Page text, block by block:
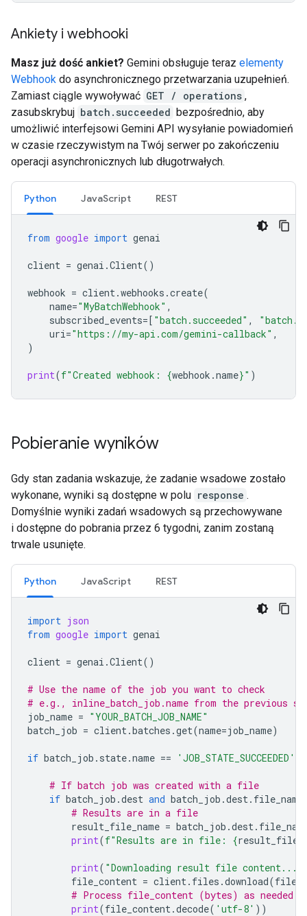
Ankiety i webhooki
Masz już dość ankiet? Gemini obsługuje teraz elementy
Webhook do asynchronicznego przetwarzania uzupełnień.
Zamiast ciągle wywoływać GET / operations ,
zasubskrybuj batch.succeeded bezpośrednio, aby
umożliwić interfejsowi Gemini API wysyłanie powiadomień
w czasie rzeczywistym na Twój serwer po zakończeniu
operacji asynchronicznych lub długotrwałych.
Python JavaScript REST
from google import genai
client = genai .Client()
webhook = client.webhooks .create(
name="MyBatchWebhook" ,
subscribed_events=[ "batch.succeeded" ,
uri="https://my-api.com/gemini-callback" ,
)
print(f"Created webhook: {webhook .name}" )
Pobieranie wyników
Gdy stan zadania wskazuje, że zadanie wsadowe zostało
wykonane, wyniki są dostępne w polu response .
Domyślnie wyniki zadań wsadowych są przechowywane
i dostępne do pobrania przez 6 tygodni, zanim zostaną
trwale usunięte.
Python JavaScript REST
import json
from google import genai
client = genai .Client()
# Use the name of the job you want to check
# e.g., inline_batch_job.name from the previous
job_name = "YOUR_BATCH_JOB_NAME"
batch_job = client.batches .get(name=job_name)
if batch_job . state.name == 'JOB_STATE_SUCCEEDED'
# If batch job was created with a file
if batch_job .dest and batch_job .dest. file_name
# Results are in a file
result_file_name = batch_job .dest.
print(f"Results are in file: {
print( "Downloading result file content..."
file_content = client. files .download(file
# Process file_content (bytes) as needed
print(file_content.decode( 'utf-8' ))